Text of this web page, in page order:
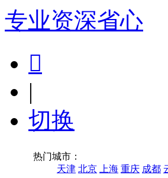
专业资深省心

|
切换